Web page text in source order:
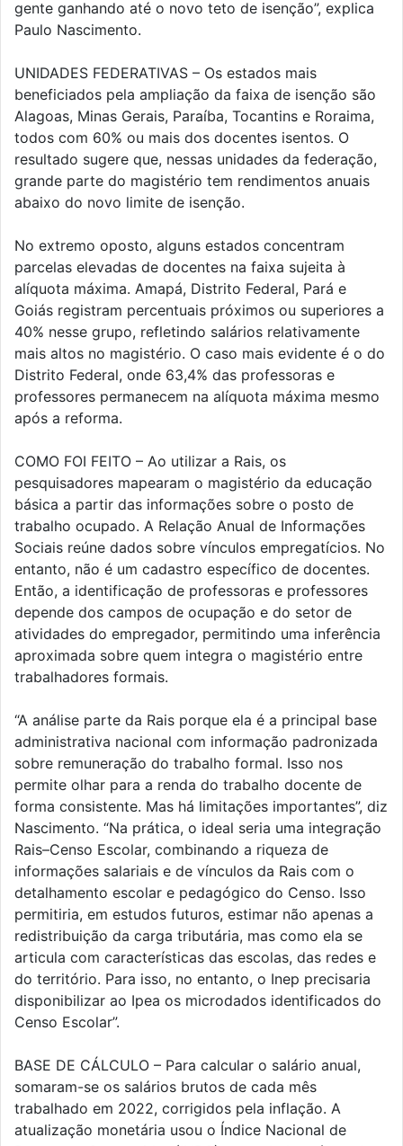
gente ganhando até o novo teto de isenção”, explica
Paulo Nascimento.
UNIDADES FEDERATIVAS – Os estados mais
beneficiados pela ampliação da faixa de isenção são
Alagoas, Minas Gerais, Paraíba, Tocantins e Roraima,
todos com 60% ou mais dos docentes isentos. O
resultado sugere que, nessas unidades da federação,
grande parte do magistério tem rendimentos anuais
abaixo do novo limite de isenção.
No extremo oposto, alguns estados concentram
parcelas elevadas de docentes na faixa sujeita à
alíquota máxima. Amapá, Distrito Federal, Pará e
Goiás registram percentuais próximos ou superiores a
40% nesse grupo, refletindo salários relativamente
mais altos no magistério. O caso mais evidente é o do
Distrito Federal, onde 63,4% das professoras e
professores permanecem na alíquota máxima mesmo
após a reforma.
COMO FOI FEITO – Ao utilizar a Rais, os
pesquisadores mapearam o magistério da educação
básica a partir das informações sobre o posto de
trabalho ocupado. A Relação Anual de Informações
Sociais reúne dados sobre vínculos empregatícios. No
entanto, não é um cadastro específico de docentes.
Então, a identificação de professoras e professores
depende dos campos de ocupação e do setor de
atividades do empregador, permitindo uma inferência
aproximada sobre quem integra o magistério entre
trabalhadores formais.
“A análise parte da Rais porque ela é a principal base
administrativa nacional com informação padronizada
sobre remuneração do trabalho formal. Isso nos
permite olhar para a renda do trabalho docente de
forma consistente. Mas há limitações importantes”, diz
Nascimento. “Na prática, o ideal seria uma integração
Rais–Censo Escolar, combinando a riqueza de
informações salariais e de vínculos da Rais com o
detalhamento escolar e pedagógico do Censo. Isso
permitiria, em estudos futuros, estimar não apenas a
redistribuição da carga tributária, mas como ela se
articula com características das escolas, das redes e
do território. Para isso, no entanto, o Inep precisaria
disponibilizar ao Ipea os microdados identificados do
Censo Escolar”.
BASE DE CÁLCULO – Para calcular o salário anual,
somaram-se os salários brutos de cada mês
trabalhado em 2022, corrigidos pela inflação. A
atualização monetária usou o Índice Nacional de